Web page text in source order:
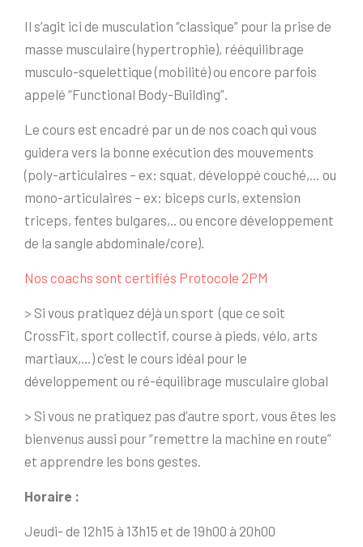
Il s’agit ici de musculation “classique” pour la prise de
masse musculaire (hypertrophie), rééquilibrage
musculo-squelettique (mobilité) ou encore parfois
appelé “Functional Body-Building”.
Le cours est encadré par un de nos coach qui vous
guidera vers la bonne exécution des mouvements
(poly-articulaires – ex: squat, développé couché,… ou
mono-articulaires – ex: biceps curls, extension
triceps, fentes bulgares,.. ou encore développement
de la sangle abdominale/core).
Nos coachs sont certifiés Protocole 2PM
> Si vous pratiquez déjà un sport (que ce soit
CrossFit, sport collectif, course à pieds, vélo, arts
martiaux,…) c’est le cours idéal pour le
développement ou ré-équilibrage musculaire global
> Si vous ne pratiquez pas d’autre sport, vous êtes les
bienvenus aussi pour “remettre la machine en route”
et apprendre les bons gestes.
Horaire :
Jeudi- de 12h15 à 13h15 et de 19h00 à 20h00